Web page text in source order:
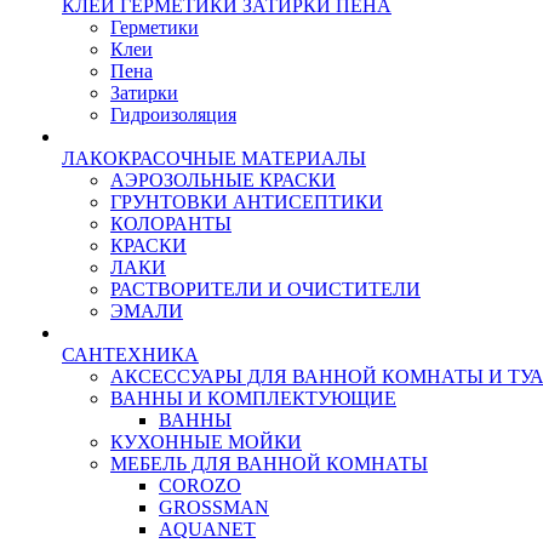
КЛЕИ ГЕРМЕТИКИ ЗАТИРКИ ПЕНА
Герметики
Клеи
Пена
Затирки
Гидроизоляция
ЛАКОКРАСОЧНЫЕ МАТЕРИАЛЫ
АЭРОЗОЛЬНЫЕ КРАСКИ
ГРУНТОВКИ АНТИСЕПТИКИ
КОЛОРАНТЫ
КРАСКИ
ЛАКИ
РАСТВОРИТЕЛИ И ОЧИСТИТЕЛИ
ЭМАЛИ
САНТЕХНИКА
АКСЕССУАРЫ ДЛЯ ВАННОЙ КОМНАТЫ И
ВАННЫ И КОМПЛЕКТУЮЩИЕ
ВАННЫ
КУХОННЫЕ МОЙКИ
МЕБЕЛЬ ДЛЯ ВАННОЙ КОМНАТЫ
COROZO
GROSSMAN
AQUANET